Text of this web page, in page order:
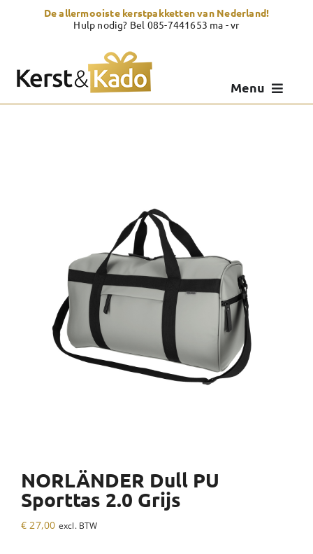
De allermooiste kerstpakketten van Nederland!
Hulp nodig? Bel 085-7441653 ma - vr
Menu
Over Kerst & Kado
NORLÄNDER Dull PU
Sporttas 2.0 Grijs
€ 27,00 excl. BTW